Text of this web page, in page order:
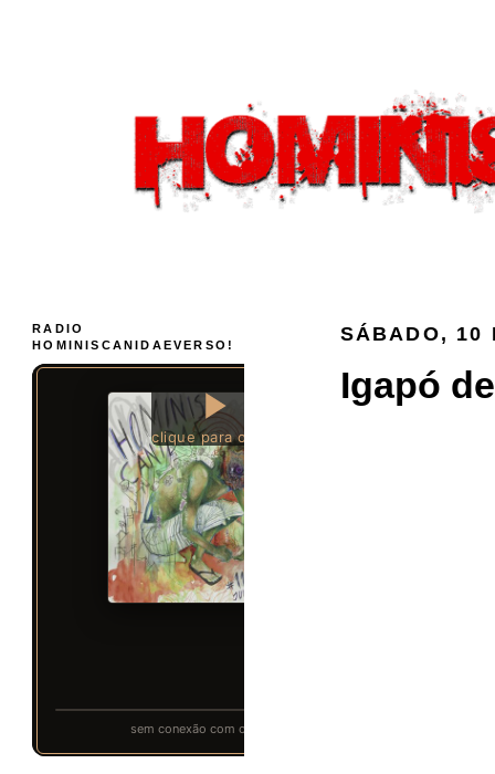
SÁBADO, 10
Igapó
RADIO
HOMINISCANIDAEVERSO!